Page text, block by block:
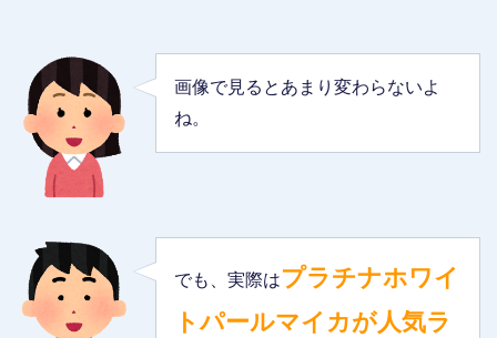
画像で見るとあまり変わらないよ
ね。
でも、実際はプラチナホワイ
トパールマイカが人気ラ